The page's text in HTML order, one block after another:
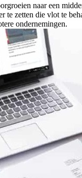
naar een
te zetten die vlot te
ondernemingen.